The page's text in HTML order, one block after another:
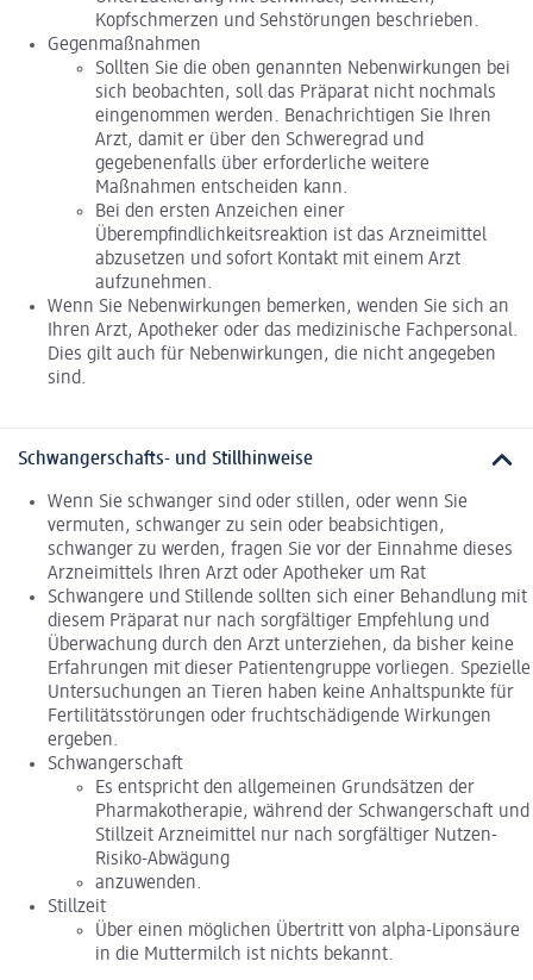
Kopfschmerzen und Sehstörungen beschrieben.
Gegenmaßnahmen
Sollten Sie die oben genannten Nebenwirkungen bei
sich beobachten, soll das Präparat nicht nochmals
eingenommen werden. Benachrichtigen Sie Ihren
Arzt, damit er über den Schweregrad und
gegebenenfalls über erforderliche weitere
Maßnahmen entscheiden kann.
Bei den ersten Anzeichen einer
Überempfindlichkeitsreaktion ist das Arzneimittel
abzusetzen und sofort Kontakt mit einem Arzt
aufzunehmen.
Wenn Sie Nebenwirkungen bemerken, wenden Sie sich an
Ihren Arzt, Apotheker oder das medizinische Fachpersonal.
Dies gilt auch für Nebenwirkungen, die nicht angegeben
sind.
Schwangerschafts- und Stillhinweise
Wenn Sie schwanger sind oder stillen, oder wenn Sie
vermuten, schwanger zu sein oder beabsichtigen,
schwanger zu werden, fragen Sie vor der Einnahme dieses
Arzneimittels Ihren Arzt oder Apotheker um Rat
Schwangere und Stillende sollten sich einer Behandlung mit
diesem Präparat nur nach sorgfältiger Empfehlung und
Überwachung durch den Arzt unterziehen, da bisher keine
Erfahrungen mit dieser Patientengruppe vorliegen. Spezielle
Untersuchungen an Tieren haben keine Anhaltspunkte für
Fertilitätsstörungen oder fruchtschädigende Wirkungen
ergeben.
Schwangerschaft
Es entspricht den allgemeinen Grundsätzen der
Pharmakotherapie, während der Schwangerschaft und
Stillzeit Arzneimittel nur nach sorgfältiger Nutzen-
Risiko-Abwägung
anzuwenden.
Stillzeit
Über einen möglichen Übertritt von alpha-Liponsäure
in die Muttermilch ist nichts bekannt.